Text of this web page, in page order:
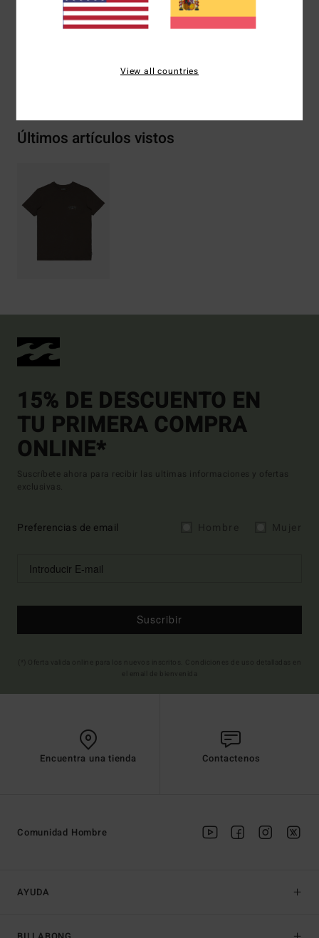
Composición[Tejido principal] 100% algodón
Envíos y Devoluciones
Últimos artículos vistos
15% DE DESCUENTO EN
TU PRIMERA COMPRA
ONLINE*
Suscríbete ahora para recibir las ultimas informaciones y ofertas
exclusivas.
Preferencias de email
Suscribir
Encuentra una tienda Contactenos
AYUDA
Comunidad Hombre
View all countries